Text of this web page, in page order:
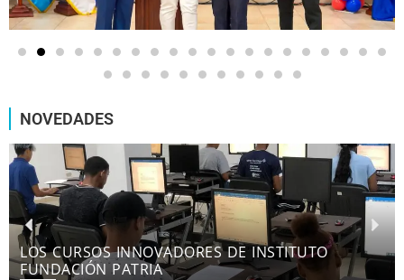
NOVEDADES
LOS CURSOS INNOVADORES DE INSTITUTO
FUNDACIÓN PATRIA